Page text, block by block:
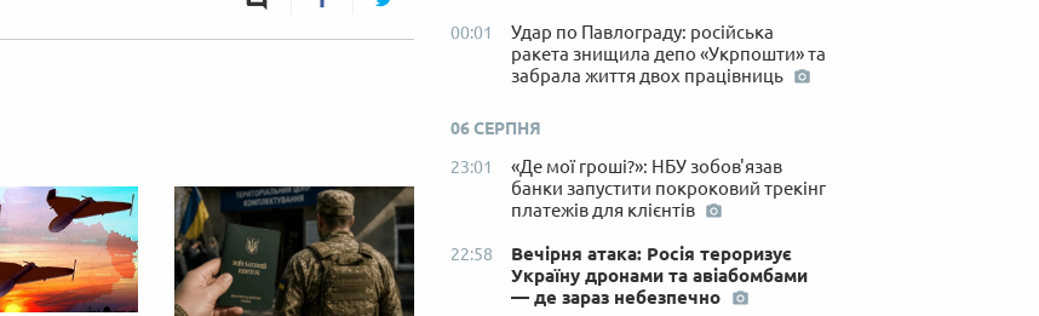
00:01
Удар по Павлограду: російська
ракета знищила депо «Укрпошти» та
забрала життя двох працівниць
06 СЕРПНЯ
23:01
«Де мої гроші?»: НБУ зобов'язав
банки запустити покроковий трекінг
платежів для клієнтів
22:58
Вечірня атака: Росія тероризує
Україну дронами та авіабомбами
— де зараз небезпечно